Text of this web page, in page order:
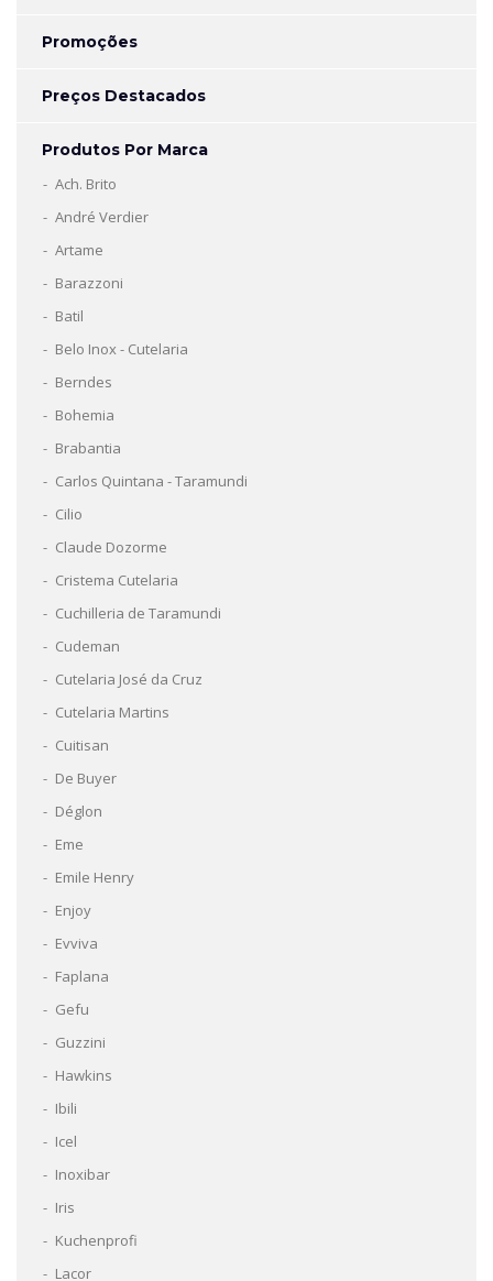
Promoções
Preços Destacados
Produtos Por Marca
Ach. Brito
André Verdier
Artame
Barazzoni
Batil
Belo Inox - Cutelaria
Berndes
Bohemia
Brabantia
Carlos Quintana - Taramundi
Cilio
Claude Dozorme
Cristema Cutelaria
Cuchilleria de Taramundi
Cudeman
Cutelaria José da Cruz
Cutelaria Martins
Cuitisan
De Buyer
Déglon
Eme
Emile Henry
Enjoy
Evviva
Faplana
Gefu
Guzzini
Hawkins
Ibili
Icel
Inoxibar
Iris
Kuchenprofi
Lacor